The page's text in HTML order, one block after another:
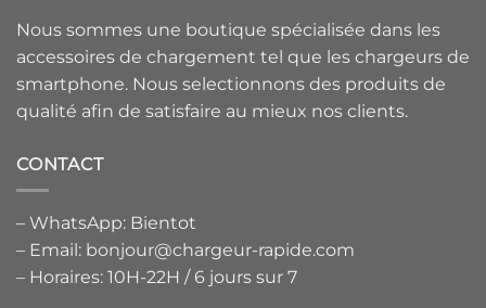
Nous sommes une boutique spécialisée dans les
accessoires de chargement tel que les chargeurs de
smartphone. Nous selectionnons des produits de
qualité afin de satisfaire au mieux nos clients.
CONTACT
– WhatsApp: Bientot
– Email: bonjour@chargeur-rapide.com
– Horaires: 10H-22H / 6 jours sur 7